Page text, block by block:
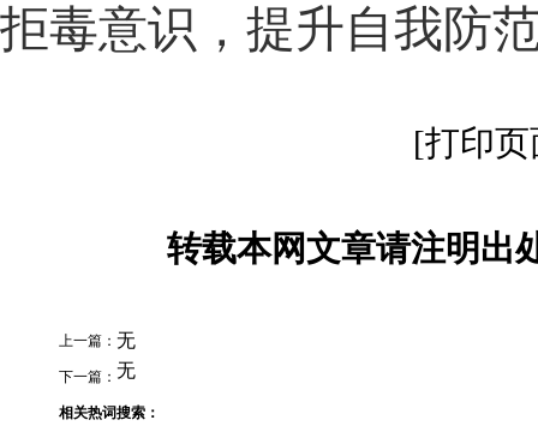
拒毒意识，提升自我防
[打印
转载本网文章请注明出
上一篇： 无
下一篇： 无
相关热词搜索：